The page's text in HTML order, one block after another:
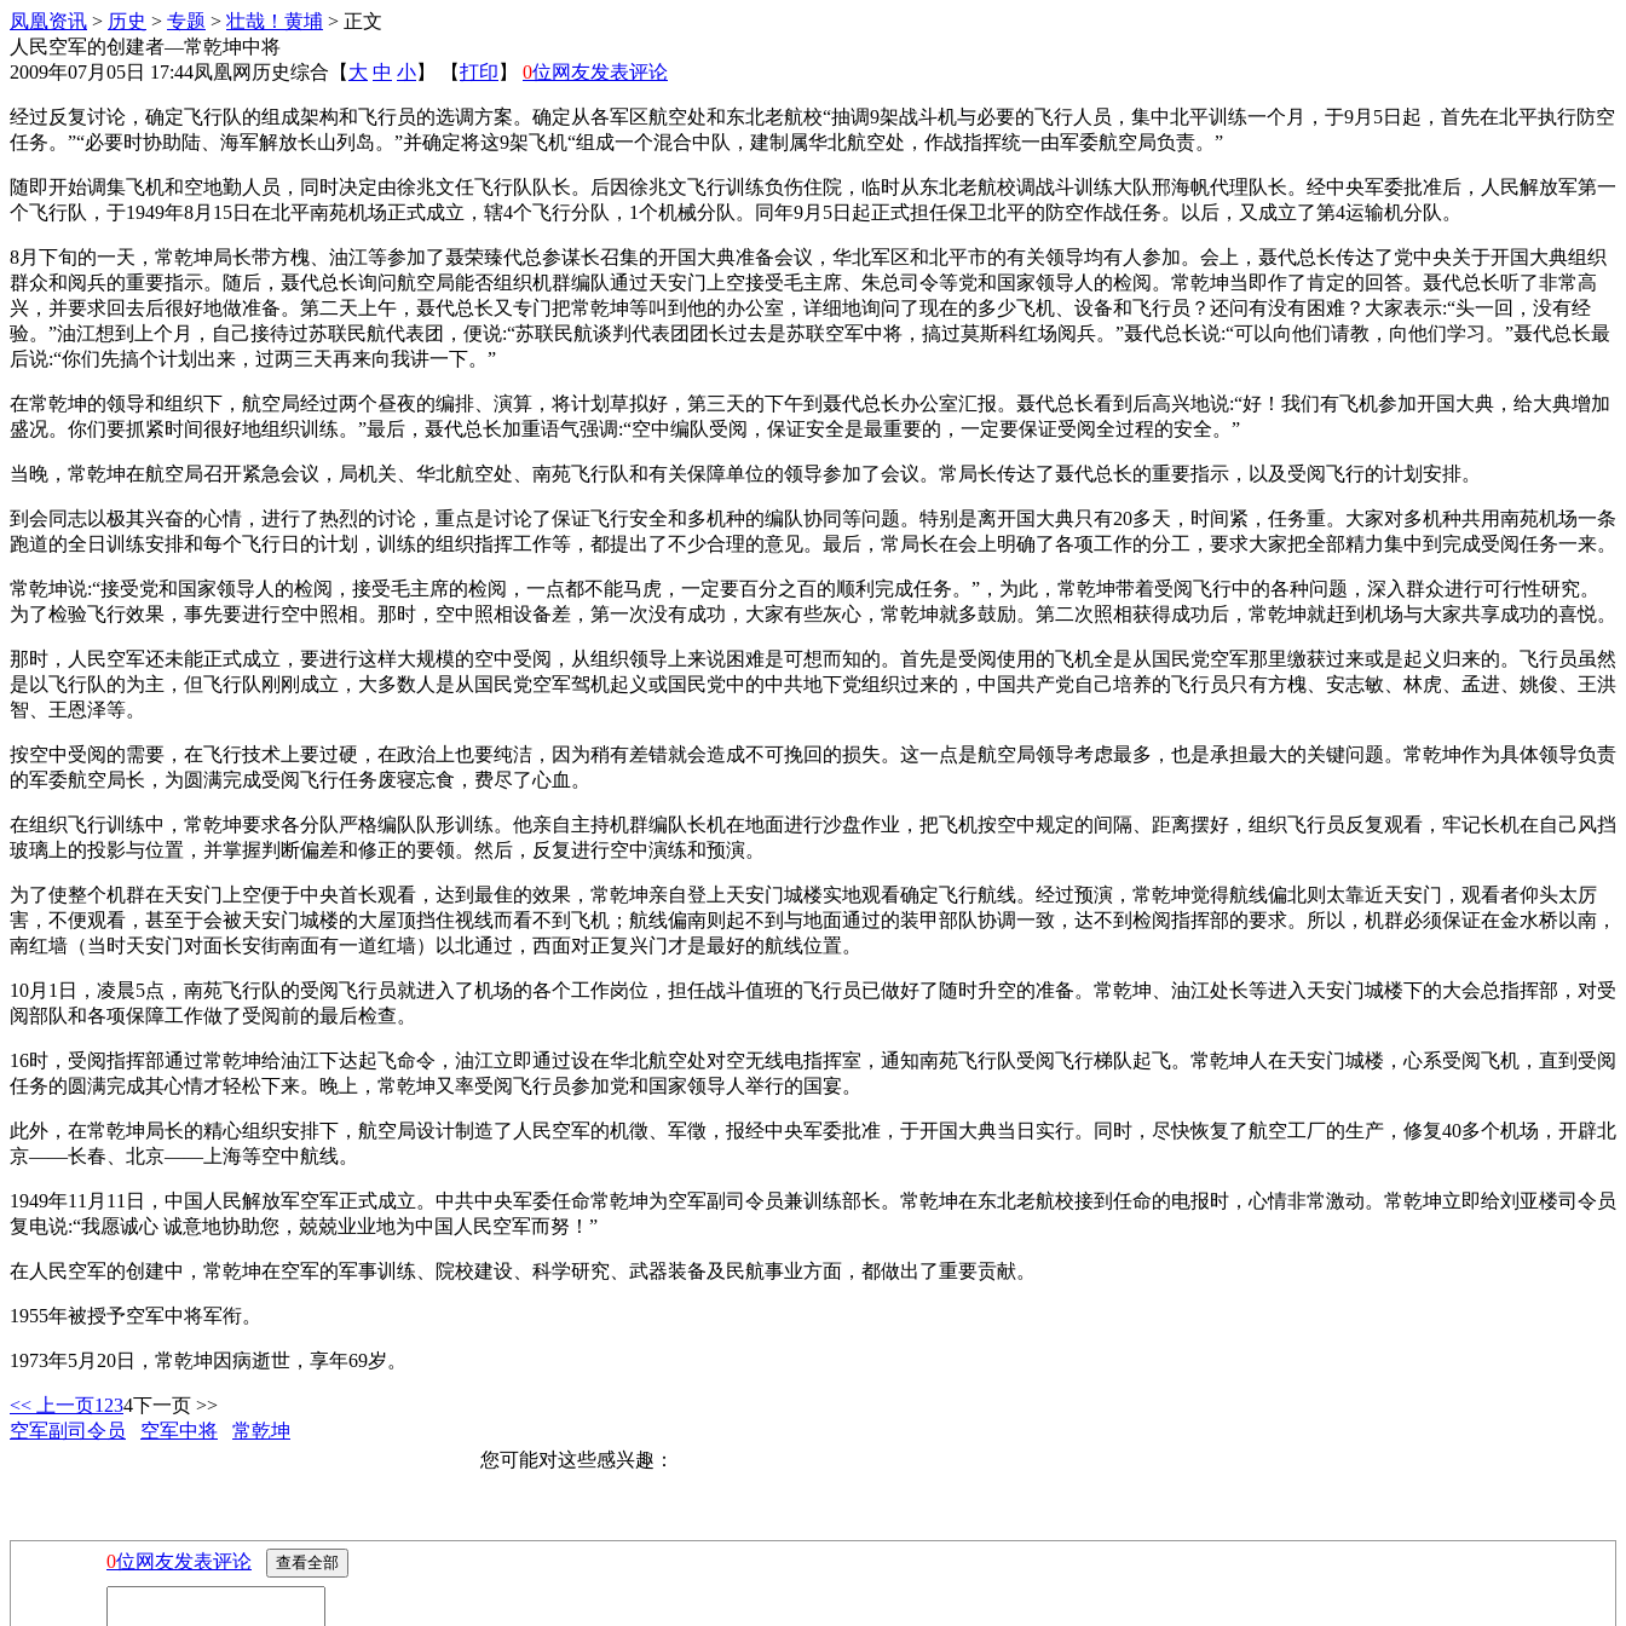
凤凰资讯 > 历史 > 专题 > 壮哉！黄埔 > 正文
人民空军的创建者—常乾坤中将
2009年07月05日 17:44凤凰网历史综合 【 大 中 小】 【打印 】 0位网友发表评论
经过反复讨论，确定飞行队的组成架构和飞行员的选调方案。确定从各军区航空处和东北老航校“抽调9架战斗机与必要的飞行人员，集中北平训练一个月，于9月5日起，首先在北平执行防空
任务。”“必要时协助陆、海军解放长山列岛。”并确定将这9架飞机“组成一个混合中队，建制属华北航空处，作战指挥统一由军委航空局负责。”
随即开始调集飞机和空地勤人员，同时决定由徐兆文任飞行队队长。后因徐兆文飞行训练负伤住院，临时从东北老航校调战斗训练大队邢海帆代理队长。经中央军委批准后，人民解放军第一
个飞行队，于1949年8月15日在北平南苑机场正式成立，辖4个飞行分队，1个机械分队。同年9月5日起正式担任保卫北平的防空作战任务。以后，又成立了第4运输机分队。
8月下旬的一天，常乾坤局长带方槐、油江等参加了聂荣臻代总参谋长召集的开国大典准备会议，华北军区和北平市的有关领导均有人参加。会上，聂代总长传达了党中央关于开国大典组织
群众和阅兵的重要指示。随后，聂代总长询问航空局能否组织机群编队通过天安门上空接受毛主席、朱总司令等党和国家领导人的检阅。常乾坤当即作了肯定的回答。聂代总长听了非常高
兴，并要求回去后很好地做准备。第二天上午，聂代总长又专门把常乾坤等叫到他的办公室，详细地询问了现在的多少飞机、设备和飞行员？还问有没有困难？大家表示:“头一回，没有经
验。”油江想到上个月，自己接待过苏联民航代表团，便说:“苏联民航谈判代表团团长过去是苏联空军中将，搞过莫斯科红场阅兵。”聂代总长说:“可以向他们请教，向他们学习。”聂代总长最
后说:“你们先搞个计划出来，过两三天再来向我讲一下。”
在常乾坤的领导和组织下，航空局经过两个昼夜的编排、演算，将计划草拟好，第三天的下午到聂代总长办公室汇报。聂代总长看到后高兴地说:“好！我们有飞机参加开国大典，给大典增加
盛况。你们要抓紧时间很好地组织训练。”最后，聂代总长加重语气强调:“空中编队受阅，保证安全是最重要的，一定要保证受阅全过程的安全。”
当晚，常乾坤在航空局召开紧急会议，局机关、华北航空处、南苑飞行队和有关保障单位的领导参加了会议。常局长传达了聂代总长的重要指示，以及受阅飞行的计划安排。
到会同志以极其兴奋的心情，进行了热烈的讨论，重点是讨论了保证飞行安全和多机种的编队协同等问题。特别是离开国大典只有20多天，时间紧，任务重。大家对多机种共用南苑机场一条
跑道的全日训练安排和每个飞行日的计划，训练的组织指挥工作等，都提出了不少合理的意见。最后，常局长在会上明确了各项工作的分工，要求大家把全部精力集中到完成受阅任务一来。
常乾坤说:“接受党和国家领导人的检阅，接受毛主席的检阅，一点都不能马虎，一定要百分之百的顺利完成任务。”，为此，常乾坤带着受阅飞行中的各种问题，深入群众进行可行性研究。
为了检验飞行效果，事先要进行空中照相。那时，空中照相设备差，第一次没有成功，大家有些灰心，常乾坤就多鼓励。第二次照相获得成功后，常乾坤就赶到机场与大家共享成功的喜悦。
那时，人民空军还未能正式成立，要进行这样大规模的空中受阅，从组织领导上来说困难是可想而知的。首先是受阅使用的飞机全是从国民党空军那里缴获过来或是起义归来的。飞行员虽然
是以飞行队的为主，但飞行队刚刚成立，大多数人是从国民党空军驾机起义或国民党中的中共地下党组织过来的，中国共产党自己培养的飞行员只有方槐、安志敏、林虎、孟进、姚俊、王洪
智、王恩泽等。
按空中受阅的需要，在飞行技术上要过硬，在政治上也要纯洁，因为稍有差错就会造成不可挽回的损失。这一点是航空局领导考虑最多，也是承担最大的关键问题。常乾坤作为具体领导负责
的军委航空局长，为圆满完成受阅飞行任务废寝忘食，费尽了心血。
在组织飞行训练中，常乾坤要求各分队严格编队队形训练。他亲自主持机群编队长机在地面进行沙盘作业，把飞机按空中规定的间隔、距离摆好，组织飞行员反复观看，牢记长机在自己风挡
玻璃上的投影与位置，并掌握判断偏差和修正的要领。然后，反复进行空中演练和预演。
为了使整个机群在天安门上空便于中央首长观看，达到最隹的效果，常乾坤亲自登上天安门城楼实地观看确定飞行航线。经过预演，常乾坤觉得航线偏北则太靠近天安门，观看者仰头太厉
害，不便观看，甚至于会被天安门城楼的大屋顶挡住视线而看不到飞机；航线偏南则起不到与地面通过的装甲部队协调一致，达不到检阅指挥部的要求。所以，机群必须保证在金水桥以南，
南红墙（当时天安门对面长安街南面有一道红墙）以北通过，西面对正复兴门才是最好的航线位置。
10月1日，凌晨5点，南苑飞行队的受阅飞行员就进入了机场的各个工作岗位，担任战斗值班的飞行员已做好了随时升空的准备。常乾坤、油江处长等进入天安门城楼下的大会总指挥部，对受
阅部队和各项保障工作做了受阅前的最后检查。
16时，受阅指挥部通过常乾坤给油江下达起飞命令，油江立即通过设在华北航空处对空无线电指挥室，通知南苑飞行队受阅飞行梯队起飞。常乾坤人在天安门城楼，心系受阅飞机，直到受阅
任务的圆满完成其心情才轻松下来。晚上，常乾坤又率受阅飞行员参加党和国家领导人举行的国宴。
此外，在常乾坤局长的精心组织安排下，航空局设计制造了人民空军的机徵、军徵，报经中央军委批准，于开国大典当日实行。同时，尽快恢复了航空工厂的生产，修复40多个机场，开辟北
京——长春、北京——上海等空中航线。
1949年11月11日，中国人民解放军空军正式成立。中共中央军委任命常乾坤为空军副司令员兼训练部长。常乾坤在东北老航校接到任命的电报时，心情非常激动。常乾坤立即给刘亚楼司令员
复电说:“我愿诚心 诚意地协助您，兢兢业业地为中国人民空军而努！”
在人民空军的创建中，常乾坤在空军的军事训练、院校建设、科学研究、武器装备及民航事业方面，都做出了重要贡献。
1955年被授予空军中将军衔。
1973年5月20日，常乾坤因病逝世，享年69岁。
<< 上一页1 234下一页 >>
空军副司令员
空军中将
常乾坤
您可能对这些感兴趣：
0位网友发表评论